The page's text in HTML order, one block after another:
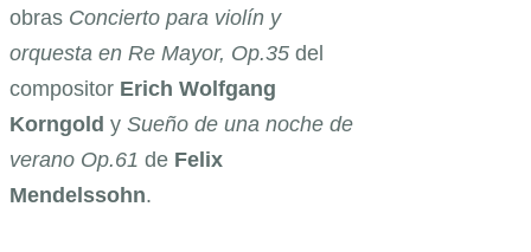
obras Concierto para violín y
orquesta en Re Mayor, Op.35 del
compositor Erich Wolfgang
Korngold y Sueño de una noche de
verano Op.61 de Felix
Mendelssohn.